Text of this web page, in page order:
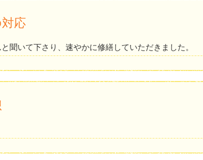
応
聞いて下さり、速やかに修繕していただきました。